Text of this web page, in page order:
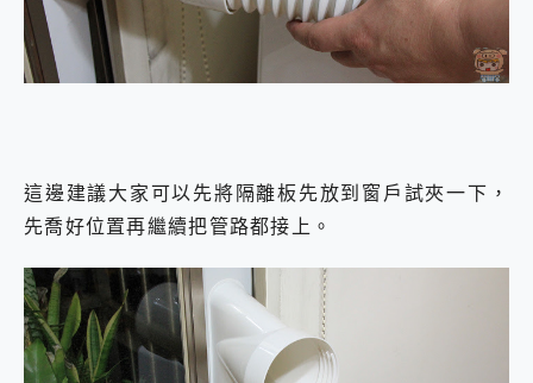
這邊建議大家可以先將隔離板先放到窗戶試夾一下，
先喬好位置再繼續把管路都接上。